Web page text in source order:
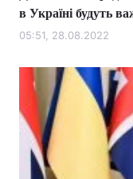
в Україні будуть
05:51, 28.08.2022